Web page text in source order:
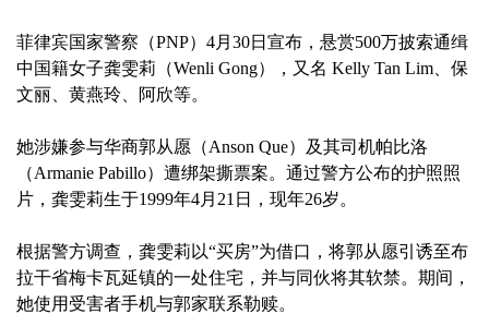
菲律宾国家警察（PNP）4月30日宣布，悬赏500万披索通缉
中国籍女子龚雯莉（Wenli Gong），又名 Kelly Tan Lim、保
文丽、黄燕玲、阿欣等。
她涉嫌参与华商郭从愿（Anson Que）及其司机帕比洛
（Armanie Pabillo）遭绑架撕票案。通过警方公布的护照照
片，龚雯莉生于1999年4月21日，现年26岁。
根据警方调查，龚雯莉以“买房”为借口，将郭从愿引诱至布
拉干省梅卡瓦延镇的一处住宅，并与同伙将其软禁。期间，
她使用受害者手机与郭家联系勒赎。